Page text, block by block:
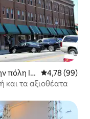
πόλη In
Μέση
4,78 (99)
και τα αξιοθέατα